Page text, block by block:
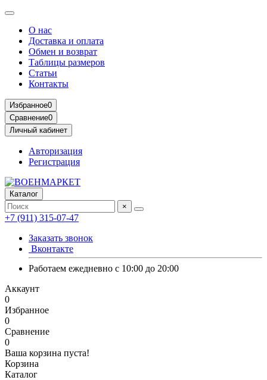
О нас
Доставка и оплата
Обмен и возврат
Таблицы размеров
Статьи
Контакты
Избранное0
Сравнение0
Личный кабинет
Авторизация
Регистрация
Каталог
×
+7 (911) 315-07-47
Заказать звонок
Вконтакте
Работаем ежедневно с 10:00 до 20:00
Аккаунт
0
Избранное
0
Сравнение
0
Ваша корзина пуста!
Корзина
Каталог